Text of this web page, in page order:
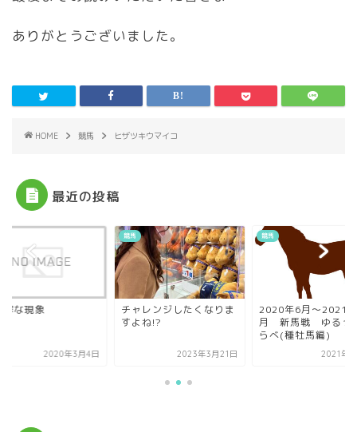
ありがとうございました。
HOME 競馬 ヒザツキウマイコ
最近の投稿
解な現象
2020年3月4日
競馬
チャレンジしたくなりま
すよね!?
2023年3月21日
競馬
2020年6月〜2021
月 新馬戦 ゆるっ
らべ(種牡馬編)
2021年3